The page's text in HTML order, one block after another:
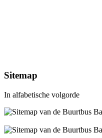
Sitemap
In alfabetische volgorde